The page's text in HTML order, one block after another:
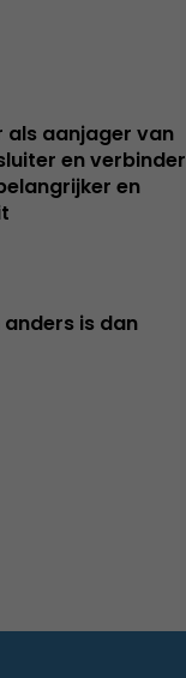
aanjager van
en verbinder
en
is dan